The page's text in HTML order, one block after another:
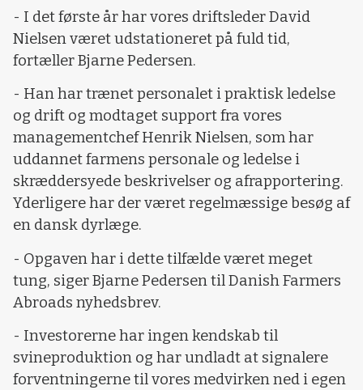
- I det første år har vores driftsleder David
Nielsen været udstationeret på fuld tid,
fortæller Bjarne Pedersen.
- Han har trænet personalet i praktisk ledelse
og drift og modtaget support fra vores
managementchef Henrik Nielsen, som har
uddannet farmens personale og ledelse i
skræddersyede beskrivelser og afrapportering.
Yderligere har der været regelmæssige besøg af
en dansk dyrlæge.
- Opgaven har i dette tilfælde været meget
tung, siger Bjarne Pedersen til Danish Farmers
Abroads nyhedsbrev.
- Investorerne har ingen kendskab til
svineproduktion og har undladt at signalere
forventningerne til vores medvirken ned i egen